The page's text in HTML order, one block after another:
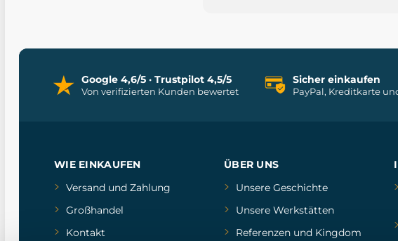
Google 4,6/5 · Trustpilot 4,5/5
Von verifizierten Kunden bewertet
Sicher einkaufen
PayPal, Kreditkarte
WIE EINKAUFEN
Versand und Zahlung
Großhandel
Kontakt
ÜBER UNS
Unsere Geschichte
Unsere Werkstätten
Referenzenund Kingdom